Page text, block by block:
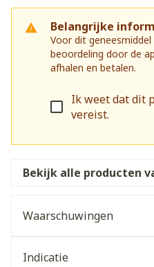
Belangrijke
Voor dit
beoordeling door de
afhalen en betalen.
Ik weet dat dit
vereist.
Bekijk alle producten
Waarschuwingen
Indicatie